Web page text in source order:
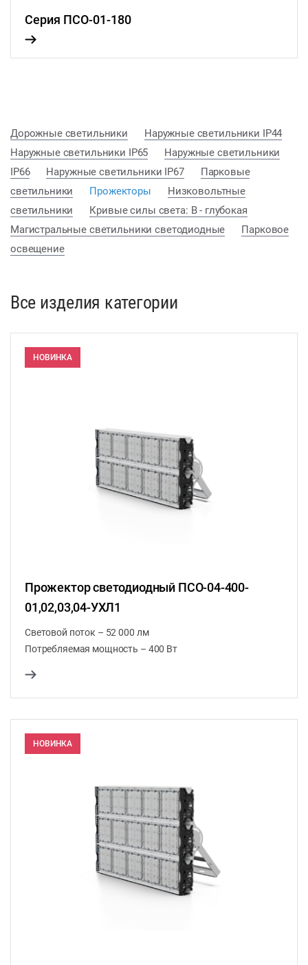
Серия ПСО-01-180
Дорожные светильники
Наружные светильники IP44
Наружные светильники IP65
Наружные светильники
IP66
Наружные светильники IP67
Парковые
светильники
Прожекторы
Низковольтные
светильники
Кривые силы света: В - глубокая
Магистральные светильники светодиодные
Парковое
освещение
Все изделия категории
НОВИНКА
Прожектор светодиодный ПСО-04-400-
01,02,03,04-УХЛ1
Световой поток – 52 000 лм
Потребляемая мощность – 400 Вт
НОВИНКА